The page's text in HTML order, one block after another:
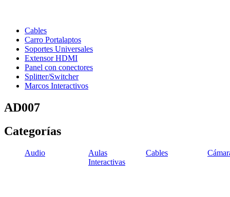
Cables
Carro Portalaptos
Soportes Universales
Extensor HDMI
Panel con conectores
Splitter/Switcher
Marcos Interactivos
AD007
Categorías
Audio
Aulas
Interactivas
Cables